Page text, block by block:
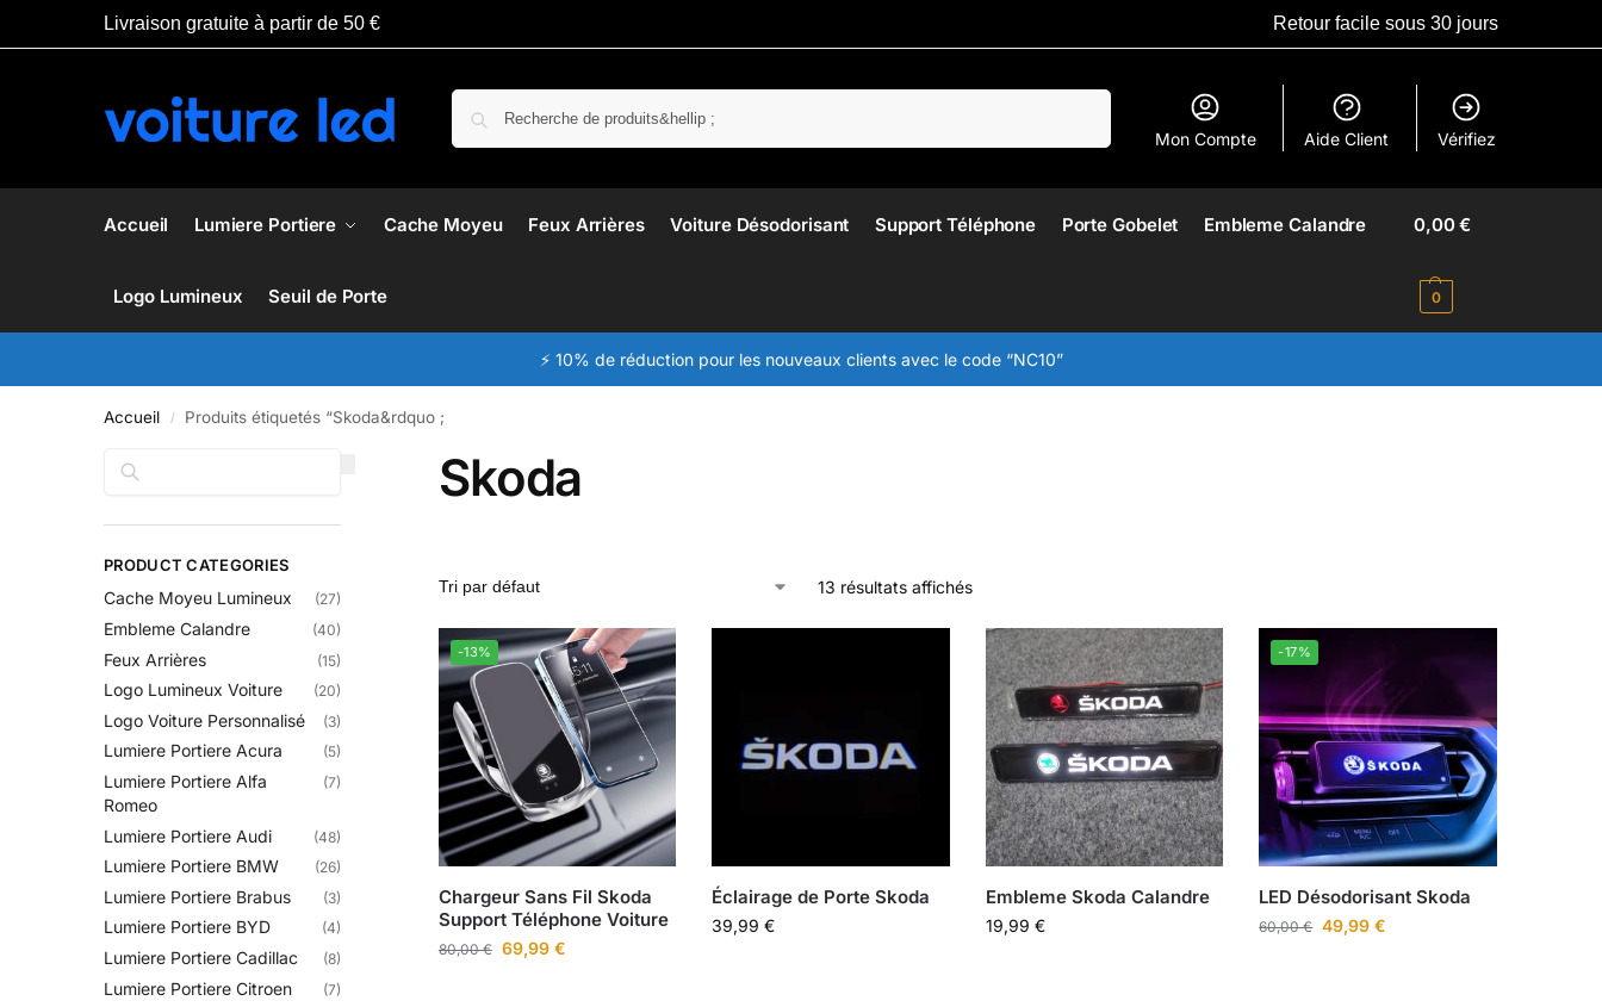
Livraison gratuite à partir de 50 € Retour facile sous 30 jours
Mon Compte Aide Client Vérifiez
Accueil Lumiere Portiere Cache Moyeu Feux Arrières Voiture Désodorisant Support Téléphone Porte Gobelet Embleme Calandre​
Logo Lumineux Seuil de Porte
0,00€
0
⚡ 10% de réduction pour les nouveaux clients avec le code “NC10”
Accueil / Produits étiquetés “Skoda&rdquo ;
Skoda
13 résultats affichés
-13%
Chargeur Sans Fil Skoda
Support Téléphone Voiture
80,00€ 69,99 €
Éclairage de Porte Skoda
39,99€
Embleme Skoda Calandre
19,99 €
-17%
LED Désodorisant Skoda
60,00€ 49,99€
PRODUCT CATEGORIES
Cache Moyeu Lumineux (27)
Embleme Calandre​ (40)
Feux Arrières (15)
Logo Lumineux Voiture (20)
Logo Voiture Personnalisé (3)
Lumiere Portiere Acura (5)
Lumiere Portiere Alfa
Romeo
(7)
Lumiere Portiere Audi (48)
Lumiere Portiere BMW (26)
Lumiere Portiere Brabus (3)
Lumiere Portiere BYD (4)
Lumiere Portiere Cadillac (8)
Lumiere Portiere Citroen (7)